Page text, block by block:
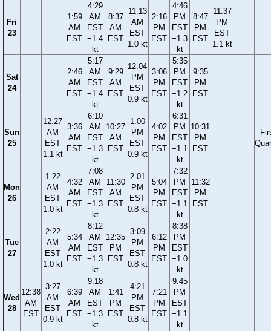
Fri
23
1:59
AM
EST
4:29
AM
EST
−1.4
kt
8:37
AM
EST
11:13
AM
EST
1.0 kt
2:16
PM
EST
4:46
PM
EST
−1.3
kt
8:47
PM
EST
11:37
PM
EST
1.1 kt
Sat
24
2:46
AM
EST
5:17
AM
EST
−1.4
kt
9:29
AM
EST
12:04
PM
EST
0.9 kt
3:06
PM
EST
5:35
PM
EST
−1.2
kt
9:35
PM
EST
Sun
25
12:27
AM
EST
1.1 kt
3:36
AM
EST
6:10
AM
EST
−1.3
kt
10:27
AM
EST
1:00
PM
EST
0.9 kt
4:02
PM
EST
6:31
PM
EST
−1.1
kt
10:31
PM
EST
Mon
26
1:22
AM
EST
1.0 kt
4:32
AM
EST
7:08
AM
EST
−1.3
kt
11:30
AM
EST
2:01
PM
EST
0.8 kt
5:04
PM
EST
7:32
PM
EST
−1.1
kt
11:32
PM
EST
Tue
27
2:22
AM
EST
1.0 kt
5:34
AM
EST
8:12
AM
EST
−1.3
kt
12:35
PM
EST
3:09
PM
EST
0.8 kt
6:12
PM
EST
8:38
PM
EST
−1.0
kt
Wed
28
12:38
AM
EST
3:27
AM
EST
0.9 kt
6:39
AM
EST
9:18
AM
EST
−1.3
kt
1:41
PM
EST
4:21
PM
EST
0.8 kt
7:21
PM
EST
9:45
PM
EST
−1.1
kt